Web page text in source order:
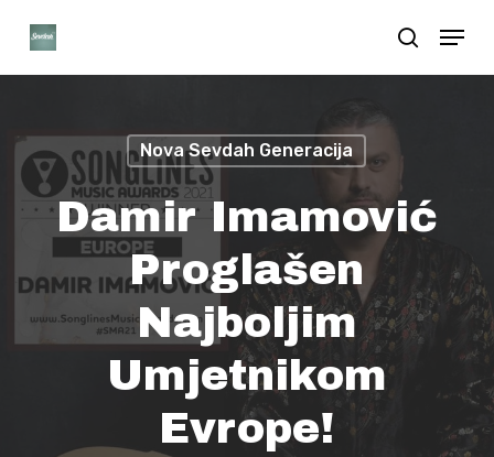
search
Menu
Nova Sevdah Generacija
Damir Imamović
Proglašen
Najboljim
Umjetnikom
Evrope!
Close